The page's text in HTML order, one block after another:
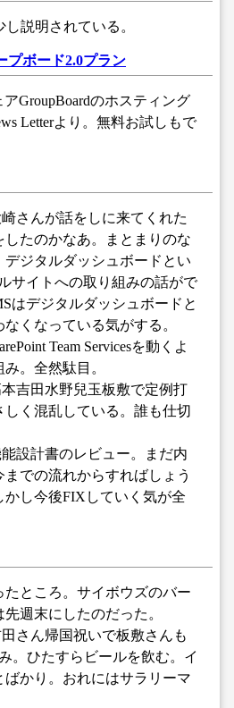
し説明されている。
プボード2.0プラン
GroupBoardのホスティング
Letterより。無料お試しもで
崎さんが話をしに来てくれた
したのかなあ。まとまりのな
デジタルダッシュボードとい
サイトへの取り組みの話がで
はデジタルダッシュボードと
くなっている気がする。
Team Servicesを動くよ
。全然駄目。
本吉田水野兒玉板敷で定例打
しく混乱している。誰も仕切
能設計書のレビュー。まだ内
での流れからすればしょう
かし今後FIXしていく気が全
たところ。サイボウズのバー
週末にしたのだった。
田さん帰国祝いで板敷さんも
。ひたすらビールを飲む。イ
ばかり。おれにはサラリーマ